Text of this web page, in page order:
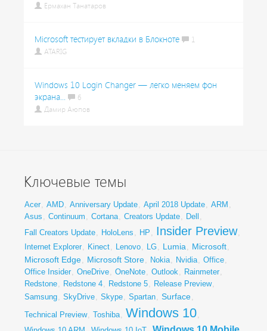
Ермахан Танатаров
Microsoft тестирует вкладки в Блокноте
1
ATARIG
Windows 10 Login Changer — легко меняем фон
экрана...
6
Дамир Аюпов
Ключевые темы
Acer, AMD, Anniversary Update, April 2018 Update, ARM ,
Asus , Continuum , Cortana, Creators Update, Dell ,
Fall Creators Update, HoloLens , HP , Insider Preview,
Internet Explorer, Kinect, Lenovo, LG, Lumia, Microsoft,
Microsoft Edge, Microsoft Store, Nokia, Nvidia, Office,
Office Insider, OneDrive, OneNote, Outlook, Rainmeter,
Redstone, Redstone 4, Redstone 5, Release Preview,
Samsung, SkyDrive, Skype, Spartan, Surface,
Technical Preview, Toshiba, Windows 10,